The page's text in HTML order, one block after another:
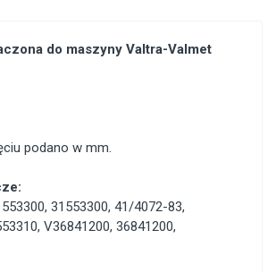
do maszyny Valtra-Valmet
podano w mm.
, 31553300, 41/4072-83,
, V36841200, 36841200,